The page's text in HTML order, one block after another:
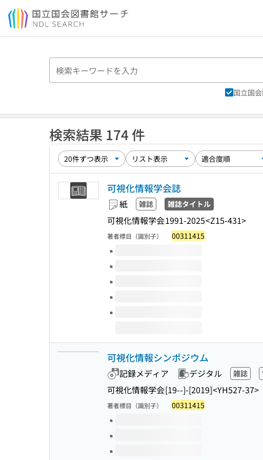
本文へ移動
国立国
検索結果 174 件
可視化情報学会誌
紙 雑誌 雑誌タイトル
可視化情報学会1991-2025<Z15-431>
著者標目（識別子） 00311415
このタイトルの巻号
可視化情報シンポジウム
記録メディア デジタル 雑誌
可視化情報学会[19--]-[2019]<YH527-37>
著者標目（識別子） 00311415
このタイトルの巻号